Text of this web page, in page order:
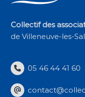
Collectif des
de Villeneuve-les-
05 46 44 41 60